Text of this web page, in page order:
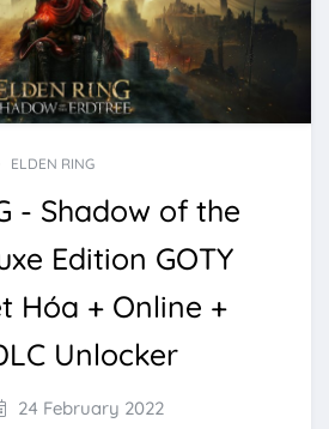
ELDEN RING
- Shadow of the
Edition GOTY
Hóa + Online +
Unlocker
24 February 2022